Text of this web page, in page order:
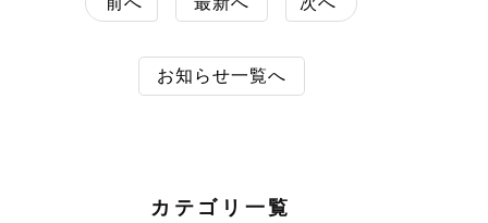
お知らせ一覧へ
カテゴリ一覧